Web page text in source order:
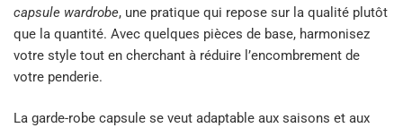
capsule wardrobe, une pratique qui repose sur la qualité plutôt
que la quantité. Avec quelques pièces de base, harmonisez
votre style tout en cherchant à réduire l’encombrement de
votre penderie.
La garde-robe capsule se veut adaptable aux saisons et aux